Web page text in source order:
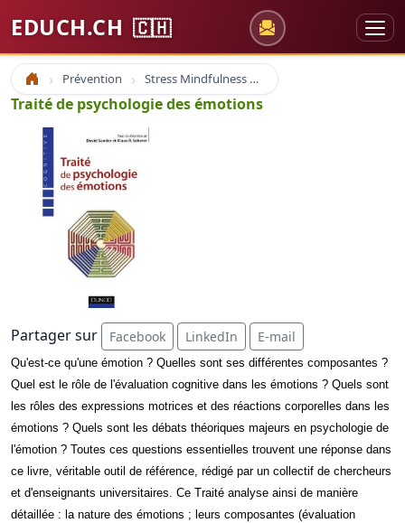
EDUCH.CH 🇨🇭
Accueil Prévention Stress Mindfulness et Cohérence cardiaque
Traité de psychologie des émotions
Partager sur Facebook LinkedIn E-mail
Qu'est-ce qu'une émotion ? Quelles sont ses différentes composantes ?
Quel est le rôle de l'évaluation cognitive dans les émotions ? Quels sont
les rôles des expressions motrices et des réactions corporelles dans les
émotions ? Quels sont les débats théoriques majeurs en psychologie de
l'émotion ? Toutes ces questions essentielles trouvent une réponse dans
ce livre, véritable outil de référence, rédigé par un collectif de chercheurs
et d'enseignants universitaires. Ce Traité analyse ainsi de manière
détaillée : la nature des émotions ; leurs composantes (évaluation